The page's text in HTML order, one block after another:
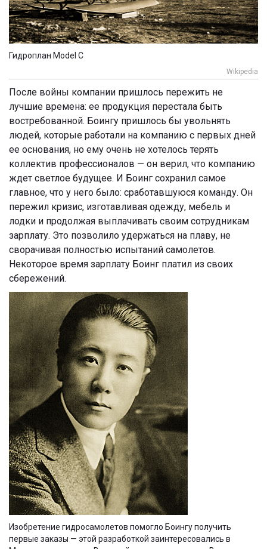
Гидроплан Model С
Wikipedia
После войны компании пришлось пережить не
лучшие времена: ее продукция перестала быть
востребованной. Боингу пришлось бы увольнять
людей, которые работали на компанию с первых дней
ее основания, но ему очень не хотелось терять
коллектив профессионалов — он верил, что компанию
ждет светлое будущее. И Боинг сохранил самое
главное, что у него было: сработавшуюся команду. Он
пережил кризис, изготавливая одежду, мебель и
лодки и продолжая выплачивать своим сотрудникам
зарплату. Это позволило удержаться на плаву, не
сворачивая полностью испытаний самолетов.
Некоторое время зарплату Боинг платил из своих
сбережений.
Изобретение гидросамолетов помогло Боингу получить
первые заказы — этой разработкой заинтересовались в